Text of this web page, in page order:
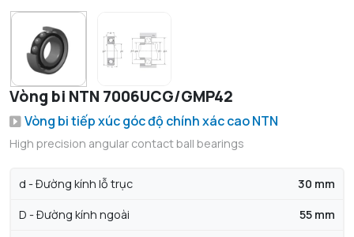
Vòng bi NTN 7006UCG/GMP42
Vòng bi tiếp xúc góc độ chính xác cao NTN
High precision angular contact ball bearings
d - Đường kính lỗ trục 30 mm
D - Đường kính ngoài 55 mm